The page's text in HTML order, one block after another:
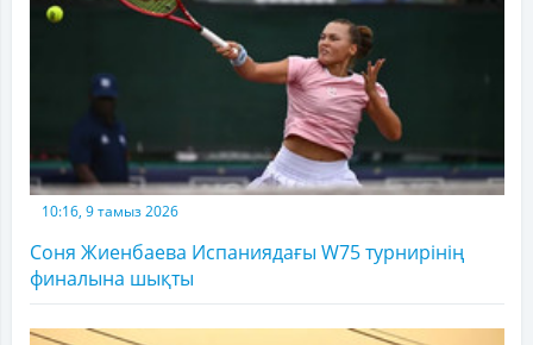
10:16, 9 тамыз 2026
Соня Жиенбаева Испаниядағы W75 турнирінің
финалына шықты